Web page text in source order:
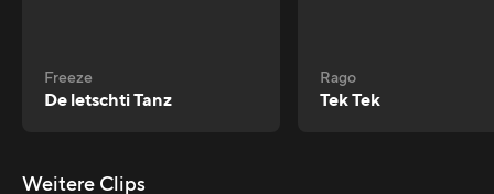
Freeze
De letschti Tanz
Rago
Tek Tek
Weitere Clips